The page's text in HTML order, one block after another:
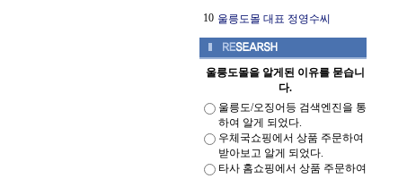
10 울릉도몰 대표 정영수씨
울릉도몰을 알게된 이유를 묻습니
다.
울릉도/오징어등 검색엔진을 통
하여 알게 되었다.
우체국쇼핑에서 상품 주문하여
받아보고 알게 되었다.
타사 홈쇼핑에서 상품 주문하여